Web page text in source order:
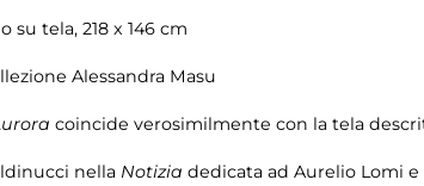
su tela, 218 x 146 cm
Alessandra Masu
coincide verosimilmente con la tela
nella Notizia dedicata ad Aurelio Lomi